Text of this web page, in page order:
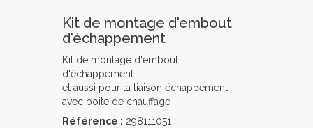
Kit de montage d'embout
d'échappement
Kit de montage d'embout
d'échappement
et aussi pour la liaison échappement
avec boite de chauffage
Référence : 298111051